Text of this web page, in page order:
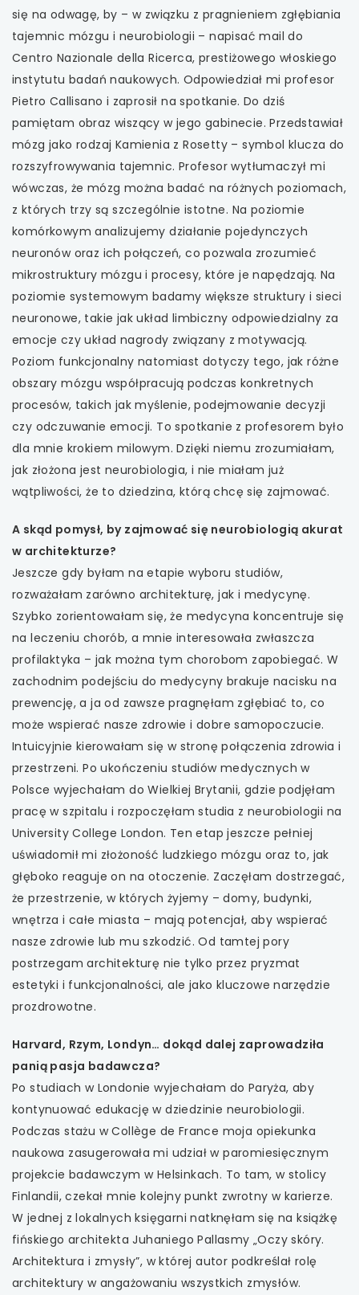
się na odwagę, by – w związku z pragnieniem zgłębiania
tajemnic mózgu i neurobiologii – napisać mail do
Centro Nazionale della Ricerca, prestiżowego włoskiego
instytutu badań naukowych. Odpowiedział mi profesor
Pietro Callisano i zaprosił na spotkanie. Do dziś
pamiętam obraz wiszący w jego gabinecie. Przedstawiał
mózg jako rodzaj Kamienia z Rosetty – symbol klucza do
rozszyfrowywania tajemnic. Profesor wytłumaczył mi
wówczas, że mózg można badać na różnych poziomach,
z których trzy są szczególnie istotne. Na poziomie
komórkowym analizujemy działanie pojedynczych
neuronów oraz ich połączeń, co pozwala zrozumieć
mikrostruktury mózgu i procesy, które je napędzają. Na
poziomie systemowym badamy większe struktury i sieci
neuronowe, takie jak układ limbiczny odpowiedzialny za
emocje czy układ nagrody związany z motywacją.
Poziom funkcjonalny natomiast dotyczy tego, jak różne
obszary mózgu współpracują podczas konkretnych
procesów, takich jak myślenie, podejmowanie decyzji
czy odczuwanie emocji. To spotkanie z profesorem było
dla mnie krokiem milowym. Dzięki niemu zrozumiałam,
jak złożona jest neurobiologia, i nie miałam już
wątpliwości, że to dziedzina, którą chcę się zajmować.
A skąd pomysł, by zajmować się neurobiologią akurat
w architekturze?
Jeszcze gdy byłam na etapie wyboru studiów,
rozważałam zarówno architekturę, jak i medycynę.
Szybko zorientowałam się, że medycyna koncentruje się
na leczeniu chorób, a mnie interesowała zwłaszcza
profilaktyka – jak można tym chorobom zapobiegać. W
zachodnim podejściu do medycyny brakuje nacisku na
prewencję, a ja od zawsze pragnęłam zgłębiać to, co
może wspierać nasze zdrowie i dobre samopoczucie.
Intuicyjnie kierowałam się w stronę połączenia zdrowia i
przestrzeni. Po ukończeniu studiów medycznych w
Polsce wyjechałam do Wielkiej Brytanii, gdzie podjęłam
pracę w szpitalu i rozpoczęłam studia z neurobiologii na
University College London. Ten etap jeszcze pełniej
uświadomił mi złożoność ludzkiego mózgu oraz to, jak
głęboko reaguje on na otoczenie. Zaczęłam dostrzegać,
że przestrzenie, w których żyjemy – domy, budynki,
wnętrza i całe miasta – mają potencjał, aby wspierać
nasze zdrowie lub mu szkodzić. Od tamtej pory
postrzegam architekturę nie tylko przez pryzmat
estetyki i funkcjonalności, ale jako kluczowe narzędzie
prozdrowotne.
Harvard, Rzym, Londyn… dokąd dalej zaprowadziła
panią pasja badawcza?
Po studiach w Londonie wyjechałam do Paryża, aby
kontynuować edukację w dziedzinie neurobiologii.
Podczas stażu w Collège de France moja opiekunka
naukowa zasugerowała mi udział w paromiesięcznym
projekcie badawczym w Helsinkach. To tam, w stolicy
Finlandii, czekał mnie kolejny punkt zwrotny w karierze.
W jednej z lokalnych księgarni natknęłam się na książkę
fińskiego architekta Juhaniego Pallasmy „Oczy skóry.
Architektura i zmysły”, w której autor podkreślał rolę
architektury w angażowaniu wszystkich zmysłów.